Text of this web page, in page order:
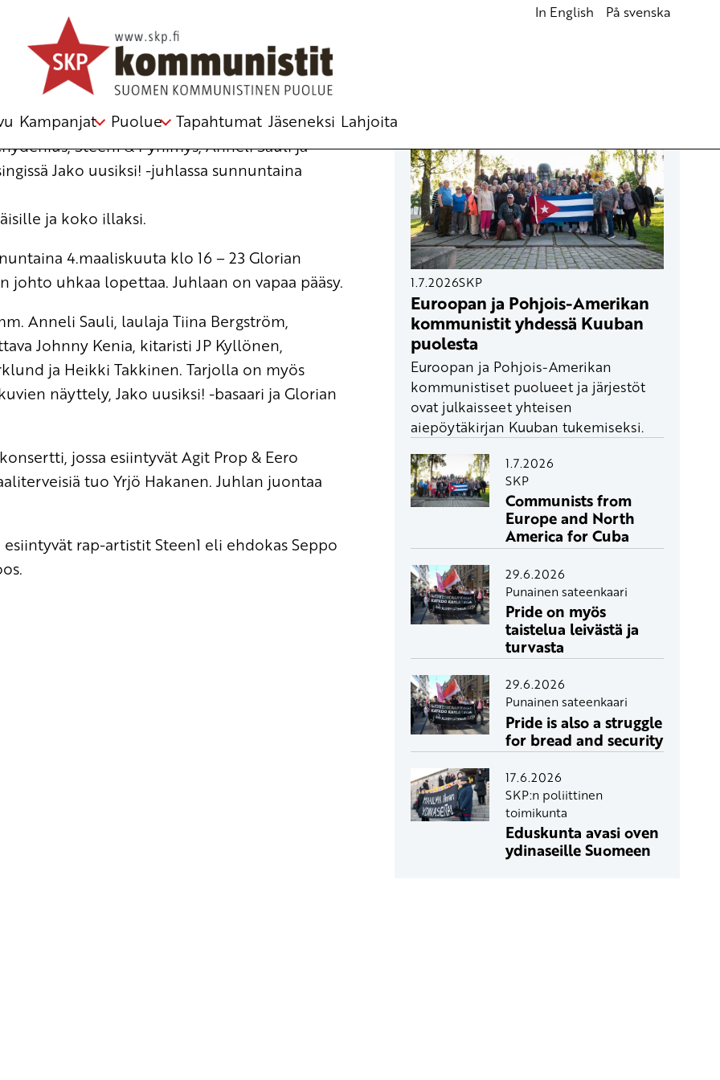
In English På svenska
Kampanjat Puolue Tapahtumat Jäseneksi Lahjoita
Steen1 & Pyhimys, Anneli Sauli ja
Jako uusiksi! -juhlassa sunnuntaina
ja koko illaksi.
4.maaliskuuta klo 16 – 23 Glorian
uhkaa lopettaa. Juhlaan on vapaa pääsy.
Anneli Sauli, laulaja Tiina Bergström,
Johnny Kenia, kitaristi JP Kyllönen,
ja Heikki Takkinen. Tarjolla on myös
näyttely, Jako uusiksi! -basaari ja Glorian
jossa esiintyvät Agit Prop & Eero
tuo Yrjö Hakanen. Juhlan juontaa
rap-artistit Steen1 eli ehdokas Seppo
1.7.2026SKP
Euroopan ja Pohjois-Amerikan
kommunistit yhdessä Kuuban
puolesta
Euroopan ja Pohjois-Amerikan
kommunistiset puolueet ja järjestöt
ovat julkaisseet yhteisen
aiepöytäkirjan Kuuban tukemiseksi.
1.7.2026
SKP
Communists from
Europe and North
America for Cuba
29.6.2026
Punainen sateenkaari
Pride on myös
taistelua leivästä ja
turvasta
29.6.2026
Punainen sateenkaari
Pride is also a struggle
for bread and security
17.6.2026
SKP:n poliittinen
toimikunta
Eduskunta avasi oven
ydinaseille Suomeen